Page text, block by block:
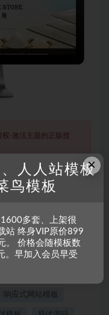
-激活主题的正版授
，均为本站原创发
类媒体平台。如若本
们进行处理。
响应式网站模板
×
人人站模板
鸟模板
多套、上架很
站 终身VIP原价899
。 价格会随模板数
。早加入会员早受